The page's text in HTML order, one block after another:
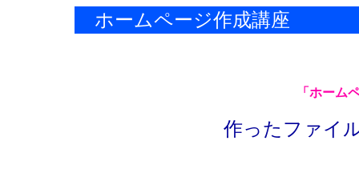
ホームページ作成講座
「ホーム
作ったファイ